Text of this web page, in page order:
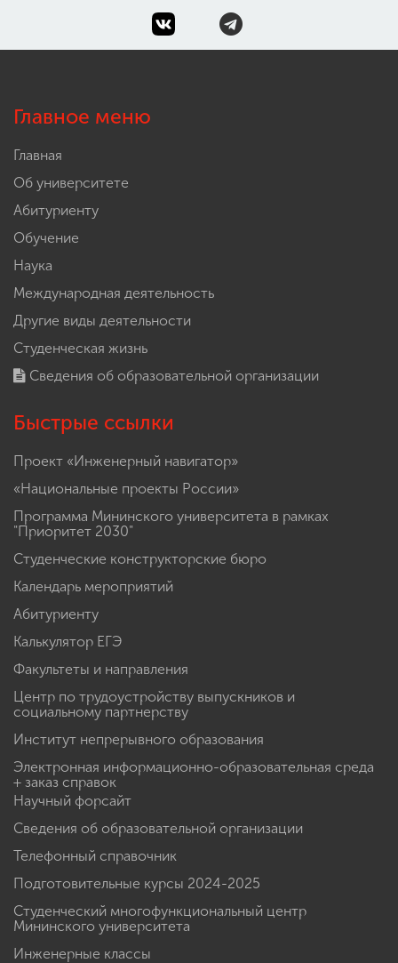
Главное меню
Главная
Об университете
Абитуриенту
Обучение
Наука
Международная деятельность
Другие виды деятельности
Студенческая жизнь
Сведения об образовательной организации
Быстрые ссылки
Проект «Инженерный навигатор»
«Национальные проекты России»
Программа Мининского университета в рамках
"Приоритет 2030"
Студенческие конструкторские бюро
Календарь мероприятий
Абитуриенту
Калькулятор ЕГЭ
Факультеты и направления
Центр по трудоустройству выпускников и
социальному партнерству
Институт непрерывного образования
Электронная информационно-образовательная среда
+ заказ справок
Научный форсайт
Сведения об образовательной организации
Телефонный справочник
Подготовительные курсы 2024-2025
Студенческий многофункциональный центр
Мининского университета
Инженерные классы